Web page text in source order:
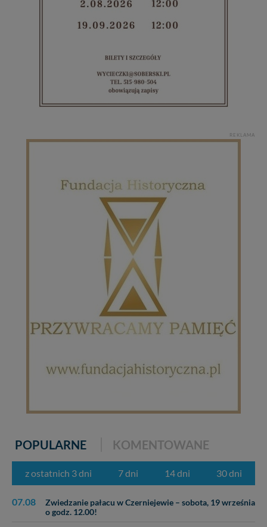
REKLAMA
POPULARNE KOMENTOWANE
z ostatnich 3 dni 7 dni 14 dni 30 dni
07.08
Zwiedzanie pałacu w Czerniejewie – sobota, 19 września
o godz. 12.00!